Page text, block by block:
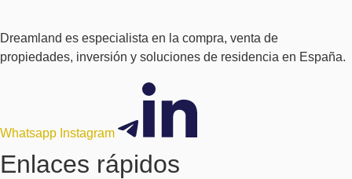
Dreamland es especialista en la compra, venta de
propiedades, inversión y soluciones de residencia en España.
Whatsapp Instagram
Enlaces rápidos